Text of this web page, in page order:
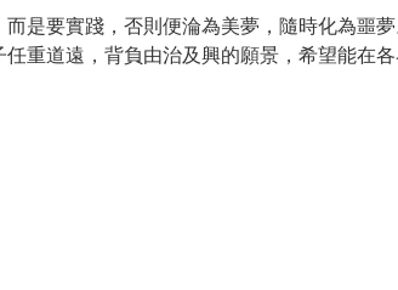
是要實踐，否則便淪為美夢，隨時化為噩
重道遠，背負由治及興的願景，希望能在